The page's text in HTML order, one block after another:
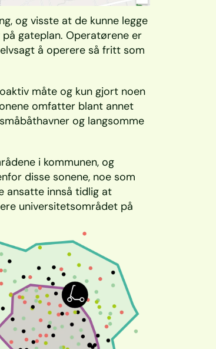
og visste at de kunne legge
gateplan. Operatørene er
å operere så fritt som
måte og kun gjort noen
omfatter blant annet
og langsomme
i kommunen, og
disse sonene, noe som
ansatte innså tidlig at
universitetsområdet på